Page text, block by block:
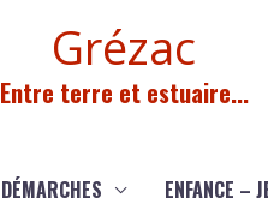
Grézac
Entre terre et estuaire...
DÉMARCHES ENFANCE –